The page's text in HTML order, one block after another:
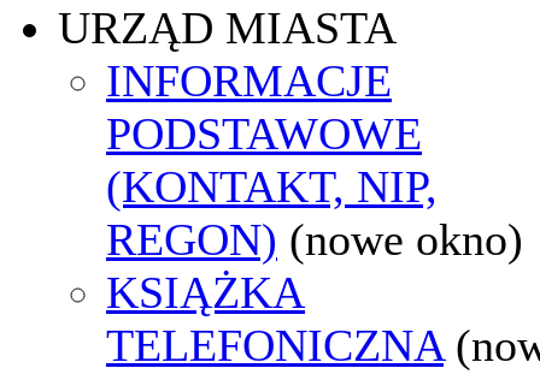
URZĄD MIASTA
INFORMACJE
PODSTAWOWE
(KONTAKT, NIP,
REGON) (nowe okno)
KSIĄŻKA
TELEFONICZNA